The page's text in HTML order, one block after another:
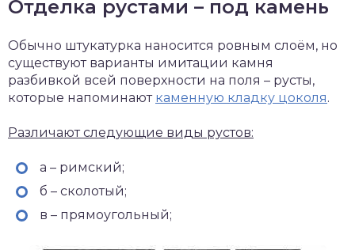
Отделка рустами – под камень
Обычно штукатурка наносится ровным слоём, но
существуют варианты имитации камня
разбивкой всей поверхности на поля – русты,
которые напоминают каменную кладку цоколя.
Различают следующие виды рустов:
а – римский;
б – сколотый;
в – прямоугольный;